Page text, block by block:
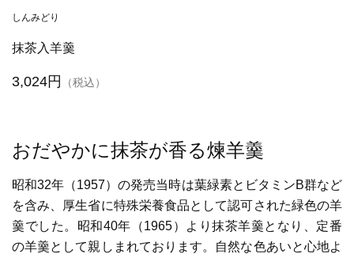
しんみどり
抹茶入羊羹
3,024円 （税込）
おだやかに抹茶が香る煉羊羹
昭和32年（1957）の発売当時は葉緑素とビタミンB群など
を含み、厚生省に特殊栄養食品として認可された緑色の羊
羹でした。昭和40年（1965）より抹茶羊羹となり、定番
の羊羹として親しまれております。自然な色あいと心地よ